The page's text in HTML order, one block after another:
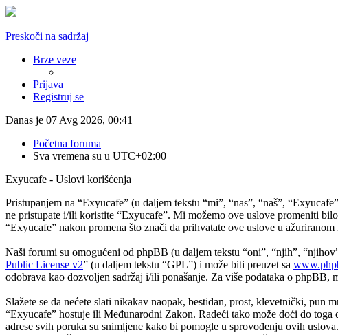
Preskoči na sadržaj
Brze veze
Prijava
Registruj se
Danas je 07 Avg 2026, 00:41
Početna foruma
Sva vremena su u UTC+02:00
Exyucafe - Uslovi korišćenja
Pristupanjem na “Exyucafe” (u daljem tekstu “mi”, “nas”, “naš”,
ne pristupate i/ili koristite “Exyucafe”. Mi možemo ove uslove promeniti
“Exyucafe” nakon promena što znači da prihvatate ove uslove u
Naši forumi su omogućeni od phpBB (u daljem tekstu “oni”, “njih”,
Public License v2” (u daljem tekstu “GPL”) i može biti preuzet sa
odobrava kao dozvoljen sadržaj i/ili ponašanje. Za više podataka o phpBB,
Slažete se da nećete slati nikakav naopak, bestidan, prost, klevetnički,
“Exyucafe” hostuje ili Međunarodni Zakon. Radeći tako može doći do toga
adrese svih poruka su snimljene kako bi pomogle u sprovođenju ovih